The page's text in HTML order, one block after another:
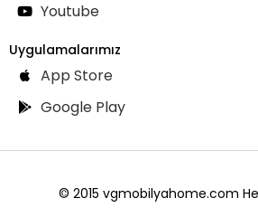
Youtube
Uygulamalarımız
App Store
Google Play
© 2015 vgmobilyahome.com Her